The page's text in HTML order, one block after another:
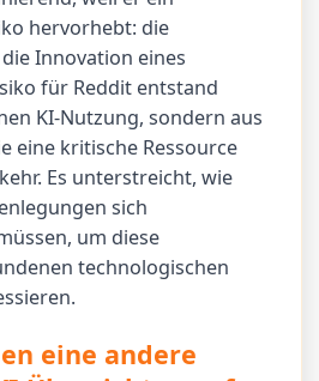
hervorhebt: die
Innovation eines
für Reddit entstand
KI-Nutzung, sondern aus
eine kritische Ressource
Es unterstreicht, wie
sich
um diese
technologischen
eine andere